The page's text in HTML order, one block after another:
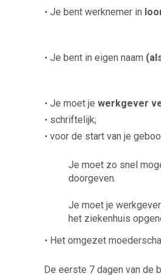
Je bent werknemer in
Je bent in eigen naam
Je moet je werkgever
schriftelijk;
voor de start van je
Je moet zo snel
doorgeven.
Je moet je
het ziekenhuis
Het omgezet
De eerste 7 dagen van de